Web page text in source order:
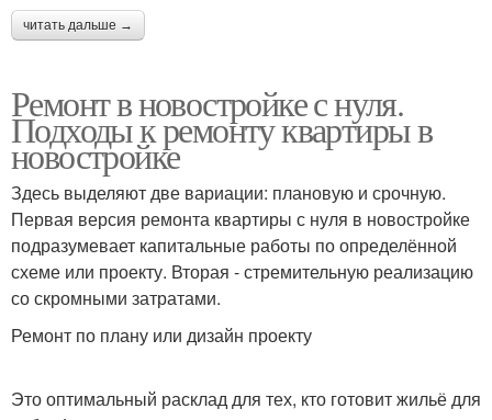
читать дальше →
Ремонт в новостройке с нуля.
Подходы к ремонту квартиры в
новостройке
Здесь выделяют две вариации: плановую и срочную.
Первая версия ремонта квартиры с нуля в новостройке
подразумевает капитальные работы по определённой
схеме или проекту. Вторая - стремительную реализацию
со скромными затратами.
Ремонт по плану или дизайн проекту
Это оптимальный расклад для тех, кто готовит жильё для